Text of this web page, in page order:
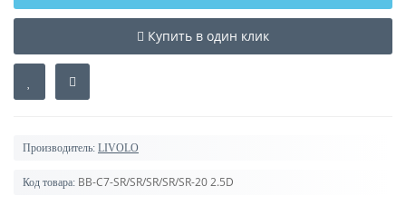
Купить в один клик
Производитель: LIVOLO
Код товара: BB-C7-SR/SR/SR/SR/SR-20 2.5D